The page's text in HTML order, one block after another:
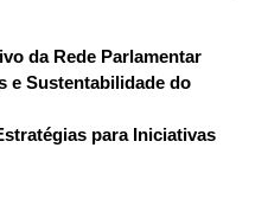
da Rede Parlamentar
e Sustentabilidade do
para Iniciativas